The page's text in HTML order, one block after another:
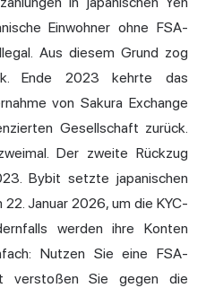
Einwohner ohne FSA-
Aus diesem Grund zog
Ende 2023 kehrte das
von Sakura Exchange
Gesellschaft zurück.
Der zweite Rückzug
Bybit setzte japanischen
Januar 2026, um die KYC-
werden ihre Konten
Nutzen Sie eine FSA-
verstoßen Sie gegen die